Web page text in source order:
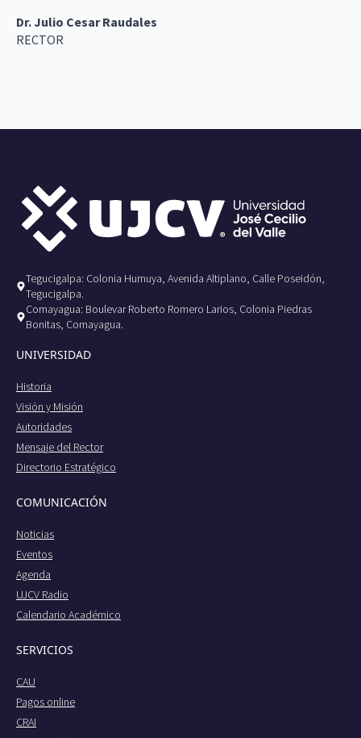
Dr. Julio Cesar Raudales
RECTOR
Tegucigalpa: Colonia Humuya, Avenida Altiplano, Calle Poseidón,
Tegucigalpa.
Comayagua: Boulevar Roberto Romero Larios, Colonia Piedras
Bonitas, Comayagua.
UNIVERSIDAD
Historia
Visión y Misión
Autoridades
Mensaje del Rector
Directorio Estratégico
COMUNICACIÓN
Noticias
Eventos
Agenda
UJCV Radio
Calendario Académico
SERVICIOS
CAU
Pagos online
CRAI